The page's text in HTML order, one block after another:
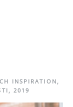
INSPIRATION ,
2019